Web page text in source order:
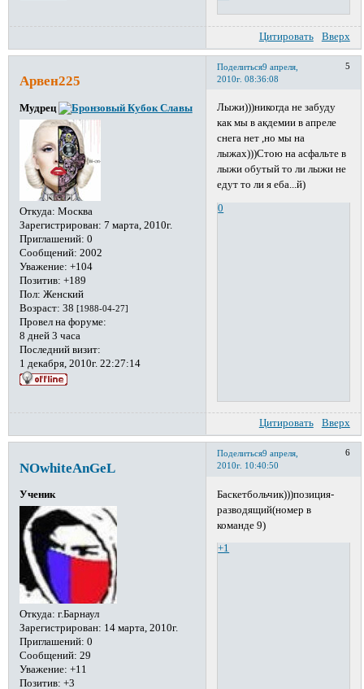
Цитировать Вверх
Поделиться 5
9 апреля,
2010г. 08:36:08
Арвен225
Мудрец
Откуда: Москва
Зарегистрирован: 7 марта, 2010г.
Приглашений: 0
Сообщений: 2002
Уважение: +104
Позитив: +189
Пол: Женский
Возраст: 38 [1988-04-27]
Провел на форуме:
8 дней 3 часа
Последний визит:
1 декабря, 2010г. 22:27:14
Лыжи)))никогда не забуду
как мы в акдемии в апреле
снега нет ,но мы на
лыжах)))Стою на асфальте в
лыжи обутый то ли лыжи не
едут то ли я еба...й)
0
Цитировать Вверх
Поделиться 6
9 апреля,
2010г. 10:40:50
NOwhiteAnGeL
Ученик
Откуда: г.Барнаул
Зарегистрирован: 14 марта, 2010г.
Приглашений: 0
Сообщений: 29
Уважение: +11
Позитив: +3
Баскетбольчик)))позиция-
разводящий(номер в
команде 9)
+1